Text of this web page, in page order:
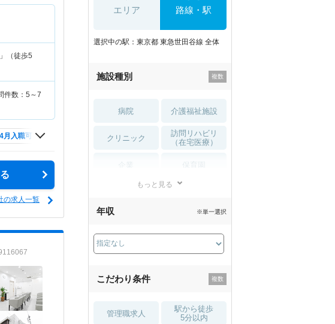
（徒歩5
件数：5～7
月入職可 1月入職可
の求人一覧
エリア 路線・駅
選択中の駅：東京都 東急世田谷線 全体
施設種別
病院 介護福祉施設
クリニック
訪問リハビリ
（在宅医療）
薬局・
もっと見る
年収 ※単一選択
こだわり条件
管理職求人
駅から徒歩
5分以内